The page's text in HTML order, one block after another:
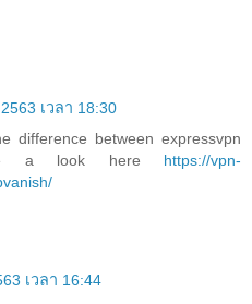
เวลา 18:30
difference between expressvpn
a look here https://vpn-
เวลา 16:44